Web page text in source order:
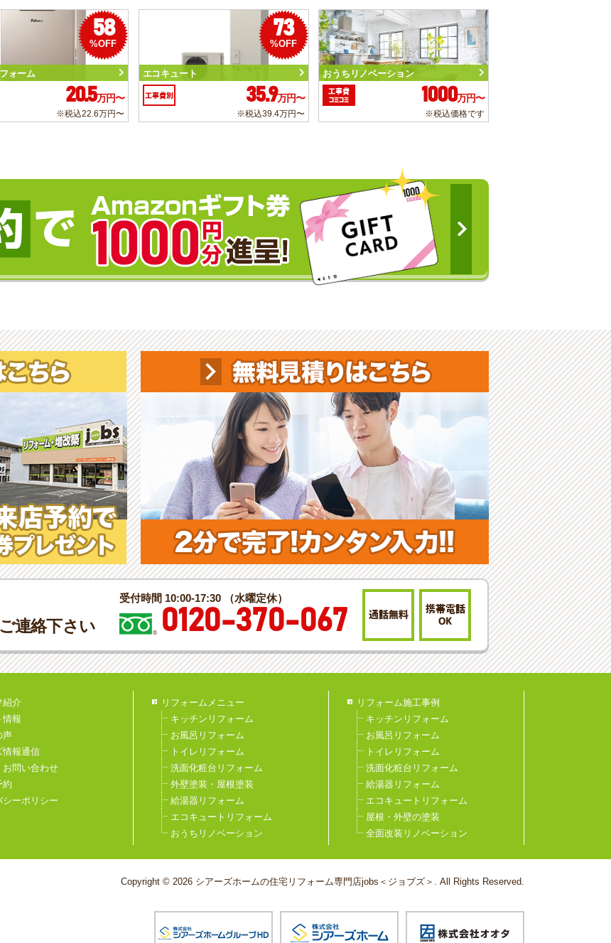
58
%OFF
ォーム
20.5万円〜
※税込22.6万円〜
73
%OFF
エコキュート
工事費別 35.9万円〜
※税込39.4万円〜
おうちリノベーション
工事費
コミコミ
1000万円〜
※税込価格です
連絡下さい
受付時間 10:00-17:30 （水曜定休）
0120-370-067 通話無料
携帯電話
OK
紹介
情報
声
情報通信
お問い合わせ
約
シーポリシー
リフォームメニュー
キッチンリフォーム
お風呂リフォーム
トイレリフォーム
洗面化粧台リフォーム
外壁塗装・屋根塗装
給湯器リフォーム
エコキュートリフォーム
おうちリノベーション
リフォーム施工事例
キッチンリフォーム
お風呂リフォーム
トイレリフォーム
洗面化粧台リフォーム
給湯器リフォーム
エコキュートリフォーム
屋根・外壁の塗装
全面改装リノベーション
Copyright © 2026 シアーズホームの住宅リフォーム専門店jobs＜ジョブズ＞. All Rights Reserved.